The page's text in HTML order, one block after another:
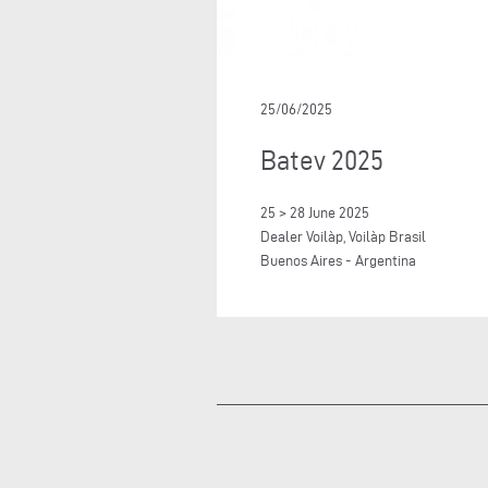
25/06/2025
Batev 2025
25 > 28 June 2025
Dealer Voilàp, Voilàp Brasil
Buenos Aires - Argentina